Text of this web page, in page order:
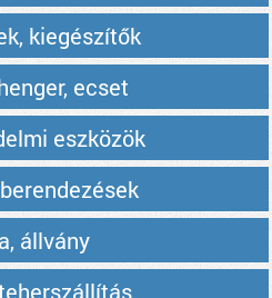
kiegészítők
ecset
eszközök
állvány